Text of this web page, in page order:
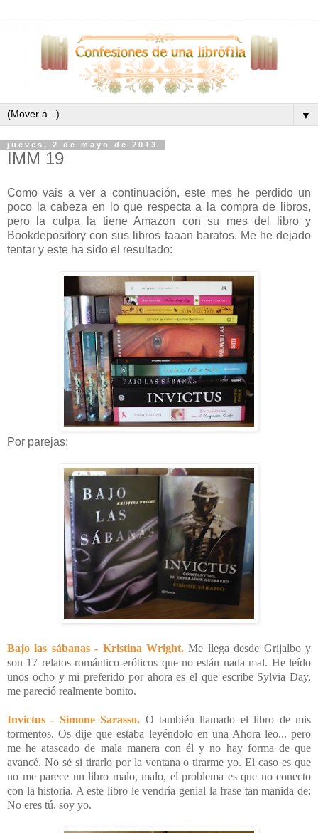
▼
jueves, 2 de mayo de 2013
IMM 19
Como vais a ver a continuación, este mes he perdido un
poco la cabeza en lo que respecta a la compra de libros,
pero la culpa la tiene Amazon con su mes del libro y
Bookdepository con sus libros taaan baratos. Me he dejado
tentar y este ha sido el resultado:
Por parejas:
Bajo las sábanas - Kristina Wright. Me llega desde Grijalbo y
son 17 relatos romántico-eróticos que no están nada mal. He leído
unos ocho y mi preferido por ahora es el que escribe Sylvia Day,
me pareció realmente bonito.
Invictus - Simone Sarasso. O también llamado el libro de mis
tormentos. Os dije que estaba leyéndolo en una Ahora leo... pero
me he atascado de mala manera con él y no hay forma de que
avancé. No sé si tirarlo por la ventana o tirarme yo. El caso es que
no me parece un libro malo, malo, el problema es que no conecto
con la historia. A este libro le vendría genial la frase tan manida de:
No eres tú, soy yo.